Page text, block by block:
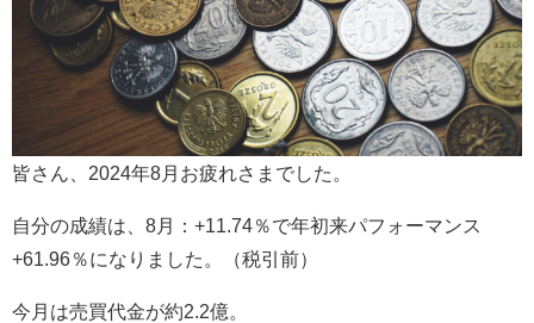
皆さん、2024年8月お疲れさまでした。
自分の成績は、8月：+11.74％で年初来パフォーマンス
+61.96％になりました。（税引前）
今月は売買代金が約2.2億。